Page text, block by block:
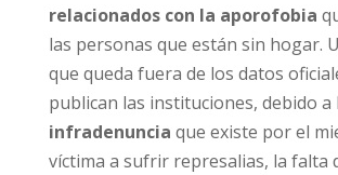
relacionados con la aporofobia
las personas que están sin hogar.
que queda fuera de los datos
publican las instituciones, debido a
infradenuncia que existe por el
víctima a sufrir represalias, la falta